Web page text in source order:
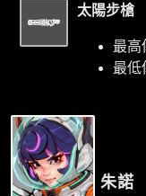
太陽步槍
最高
最低
朱諾